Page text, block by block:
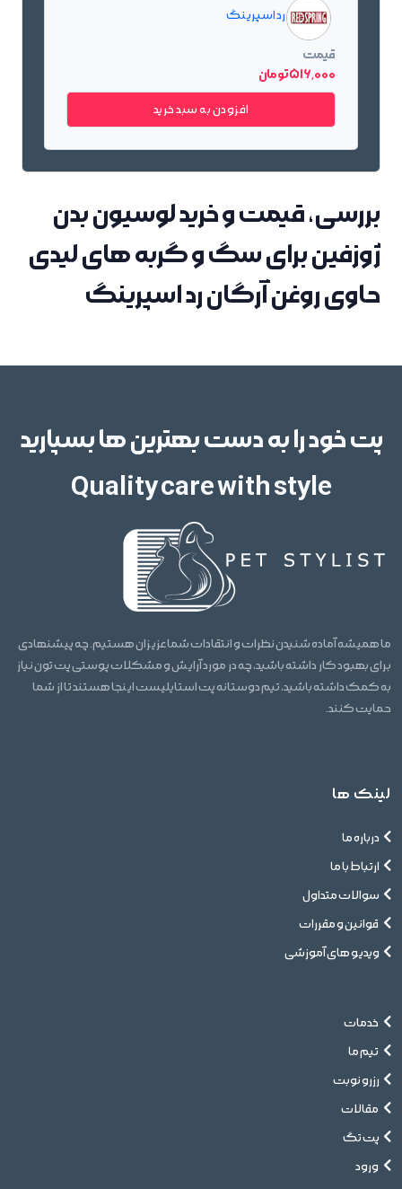
رد اسپرینگ
قیمت
516٬000 تومان
افزودن به سبد خرید
بررسی، قیمت و خرید لوسیون بدن
ژوزفین برای سگ و گربه های لیدی
حاوی روغن آرگان رد اسپرینگ
پت خود را به دست بهترین ها بسپارید
Quality care with style
ما همیشه آماده شنیدن نظرات و انتقادات شما عزیزان هستیم. چه پیشنهادی
برای بهبود کار داشته باشید، چه در مورد آرایش و مشکلات پوستی پت تون نیاز
به کمک داشته باشید، تیم دوستانه پت استایلیست اینجا هستند تا از شما
حمایت کنند.
لینک ها
درباره ما
ارتباط با ما
سوالات متداول
قوانین و مقررات
ویدیو های آموزشی
خدمات
تیم ما
رزرو نوبت
مقالات
پت تگ
ورود